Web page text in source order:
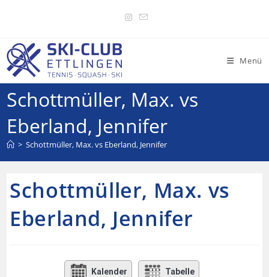
Menü
Schottmüller, Max. vs
Eberland, Jennifer
> Schottmüller, Max. vs Eberland, Jennifer
Schottmüller, Max. vs
Eberland, Jennifer
Kalender Tabelle